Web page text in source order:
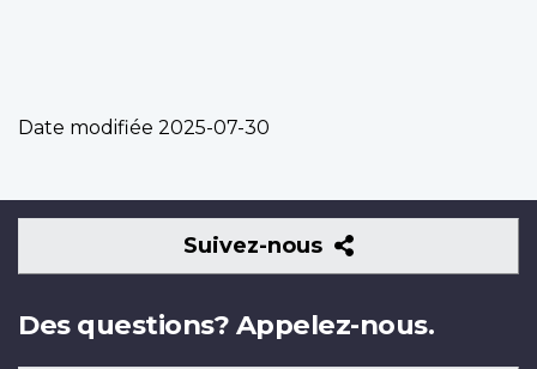
Date modifiée 2025-07-30
Suivez-nous
Suivez-
nous
Des questions? Appelez-nous.